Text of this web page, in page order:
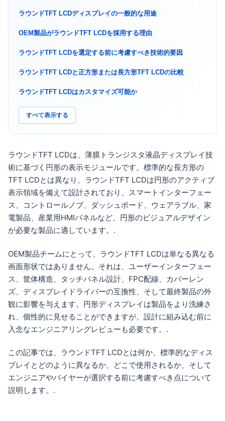
ラウンドTFT LCDディスプレイの一般的な用途
OEM製品がラウンドTFT LCDを採用する理由
ラウンドTFT LCDを選定する前に考慮すべき技術的要因
ラウンドTFT LCDと正方形または長方形TFT LCDの比較
ラウンドTFT LCDはカスタマイズ可能か
すべて表示する
ラウンドTFT LCDは、薄膜トランジスタ液晶ディスプレイ技
術に基づく円形の表示モジュールです。標準的な長方形の
TFT LCDとは異なり、ラウンドTFT LCDは円形のアクティブ
表示領域を備えて設計されており、スマートインターフェー
ス、コントロールノブ、ダッシュボード、ウェアラブル、家
電製品、産業用HMIパネルなど、円形のビジュアルデザイン
が必要な製品に適しています。.
OEM製品チームにとって、ラウンドTFT LCDは単なる異なる
画面形状ではありません。それは、ユーザーインターフェー
ス、筐体構造、タッチパネル設計、FPC配線、カバーレン
ズ、ディスプレイドライバーの互換性、そして最終製品の外
観に影響を与えます。円形ディスプレイは製品をより洗練さ
れ、個性的に見せることができますが、設計に組み込む前に
入念なエンジニアリングレビューも必要です。.
この記事では、ラウンドTFT LCDとは何か、標準的なディス
プレイとどのように異なるか、どこで使用されるか、そして
エンジニアやバイヤーが選択する前に考慮すべき点について
説明します。.